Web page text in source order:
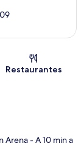
Restaurantes
Arena- A 10 min a